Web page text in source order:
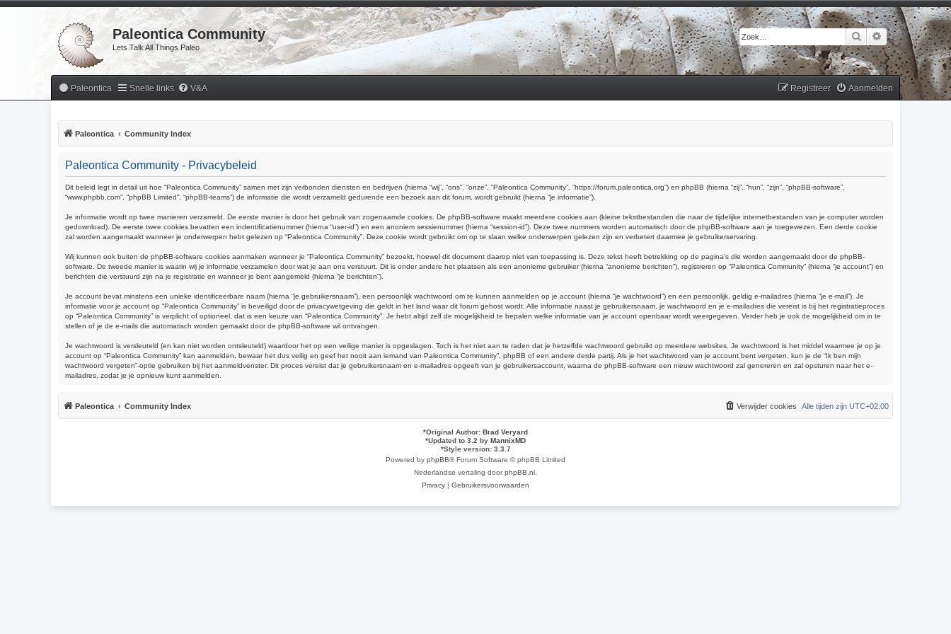
Paleontica Community
Lets Talk All Things Paleo
Zoek Uitgebreid
Paleontica Snelle links V&A Aanmelden
Registreer
Paleontica Community Index
Paleontica Community - Privacybeleid
Dit beleid legt in detail uit hoe “Paleontica Community” samen met zijn verbonden diensten en bedrijven (hierna “wij”, “ons”, “onze”, “Paleontica Community”, “https://forum.paleontica.org”) en phpBB (hierna “zij”, “hun”, “zijn”, “phpBB-software”,
“www.phpbb.com”, “phpBB Limited”, “phpBB-teams”) de informatie die wordt verzameld gedurende een bezoek aan dit forum, wordt gebruikt (hierna “je informatie”).
Je informatie wordt op twee manieren verzameld. De eerste manier is door het gebruik van zogenaamde cookies. De phpBB-software maakt meerdere cookies aan (kleine tekstbestanden die naar de tijdelijke internetbestanden van je computer worden
gedownload). De eerste twee cookies bevatten een indentificatienummer (hierna “user-id”) en een anoniem sessienummer (hierna “session-id”). Deze twee nummers worden automatisch door de phpBB-software aan je toegewezen. Een derde cookie
zal worden aangemaakt wanneer je onderwerpen hebt gelezen op “Paleontica Community”. Deze cookie wordt gebruikt om op te slaan welke onderwerpen gelezen zijn en verbetert daarmee je gebruikerservaring.
Wij kunnen ook buiten de phpBB-software cookies aanmaken wanneer je “Paleontica Community” bezoekt, hoewel dit document daarop niet van toepassing is. Deze tekst heeft betrekking op de pagina’s die worden aangemaakt door de phpBB-
software. De tweede manier is waarin wij je informatie verzamelen door wat je aan ons verstuurt. Dit is onder andere het plaatsen als een anonieme gebruiker (hierna “anonieme berichten”), registreren op “Paleontica Community” (hierna “je account”) en
berichten die verstuurd zijn na je registratie en wanneer je bent aangemeld (hierna “je berichten”).
Je account bevat minstens een unieke identificeerbare naam (hierna “je gebruikersnaam”), een persoonlijk wachtwoord om te kunnen aanmelden op je account (hierna “je wachtwoord”) en een persoonlijk, geldig e-mailadres (hierna “je e-mail”). Je
informatie voor je account op “Paleontica Community” is beveiligd door de privacywetgeving die geldt in het land waar dit forum gehost wordt. Alle informatie naast je gebruikersnaam, je wachtwoord en je e-mailadres die vereist is bij het registratieproces
op “Paleontica Community” is verplicht of optioneel, dat is een keuze van “Paleontica Community”. Je hebt altijd zelf de mogelijkheid te bepalen welke informatie van je account openbaar wordt weergegeven. Verder heb je ook de mogelijkheid om in te
stellen of je de e-mails die automatisch worden gemaakt door de phpBB-software wil ontvangen.
Je wachtwoord is versleuteld (en kan niet worden ontsleuteld) waardoor het op een veilige manier is opgeslagen. Toch is het niet aan te raden dat je hetzelfde wachtwoord gebruikt op meerdere websites. Je wachtwoord is het middel waarmee je op je
account op “Paleontica Community” kan aanmelden, bewaar het dus veilig en geef het nooit aan iemand van Paleontica Community”, phpBB of een andere derde partij. Als je het wachtwoord van je account bent vergeten, kun je de “Ik ben mijn
wachtwoord vergeten”-optie gebruiken bij het aanmeldvenster. Dit proces vereist dat je gebruikersnaam en e-mailadres opgeeft van je gebruikersaccount, waarna de phpBB-software een nieuw wachtwoord zal genereren en zal opsturen naar het e-
mailadres, zodat je je opnieuw kunt aanmelden.
Paleontica Community Index Alle tijden zijn UTC+02:00
Verwijder cookies
*Original Author: Brad Veryard
*Updated to 3.2 by MannixMD
*Style version: 3.3.7
Powered by phpBB® Forum Software © phpBB Limited
Nederlandse vertaling doorphpBB.nl
Privacy | Gebruikersvoorwaarden